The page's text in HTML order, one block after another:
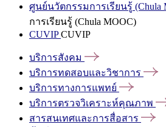
ศูนย์นวัตกรรมการเรียนรู้ (Chula
การเรียนรู้ (Chula MOOC)
CUVIPCUVIP
บริการสังคม
บริการทดสอบและวิชาการ
บริการทางการแพทย์
บริการตรวจวิเคราะห์คุณภาพ
สารสนเทศและการสื่อสาร